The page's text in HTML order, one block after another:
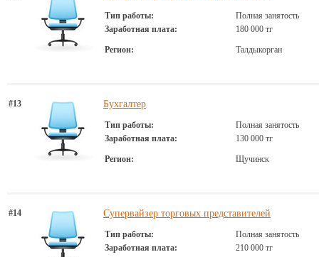
Тип работы:
Полная занятость
Заработная плата:
180 000 тг
Регион: Талдыкорган
#13 Бухгалтер
Тип работы:
Полная занятость
Заработная плата:
130 000 тг
Регион: Щучинск
#14 Супервайзер торговых представителей
Тип работы:
Полная занятость
Заработная плата:
210 000 тг